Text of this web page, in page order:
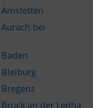
bei
an der Leitha